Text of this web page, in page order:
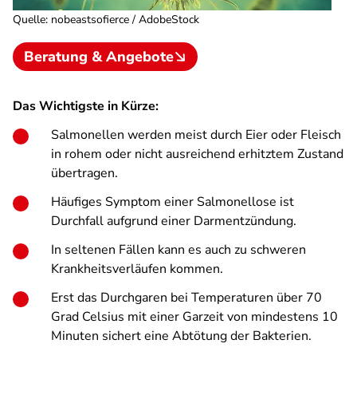
Quelle: nobeastsofierce / AdobeStock
Beratung & Angebote
Das Wichtigste in Kürze:
Salmonellen werden meist durch Eier oder Fleisch
in rohem oder nicht ausreichend erhitztem Zustand
übertragen.
Häufiges Symptom einer Salmonellose ist
Durchfall aufgrund einer Darmentzündung.
In seltenen Fällen kann es auch zu schweren
Krankheitsverläufen kommen.
Erst das Durchgaren bei Temperaturen über 70
Grad Celsius mit einer Garzeit von mindestens 10
Minuten sichert eine Abtötung der Bakterien.